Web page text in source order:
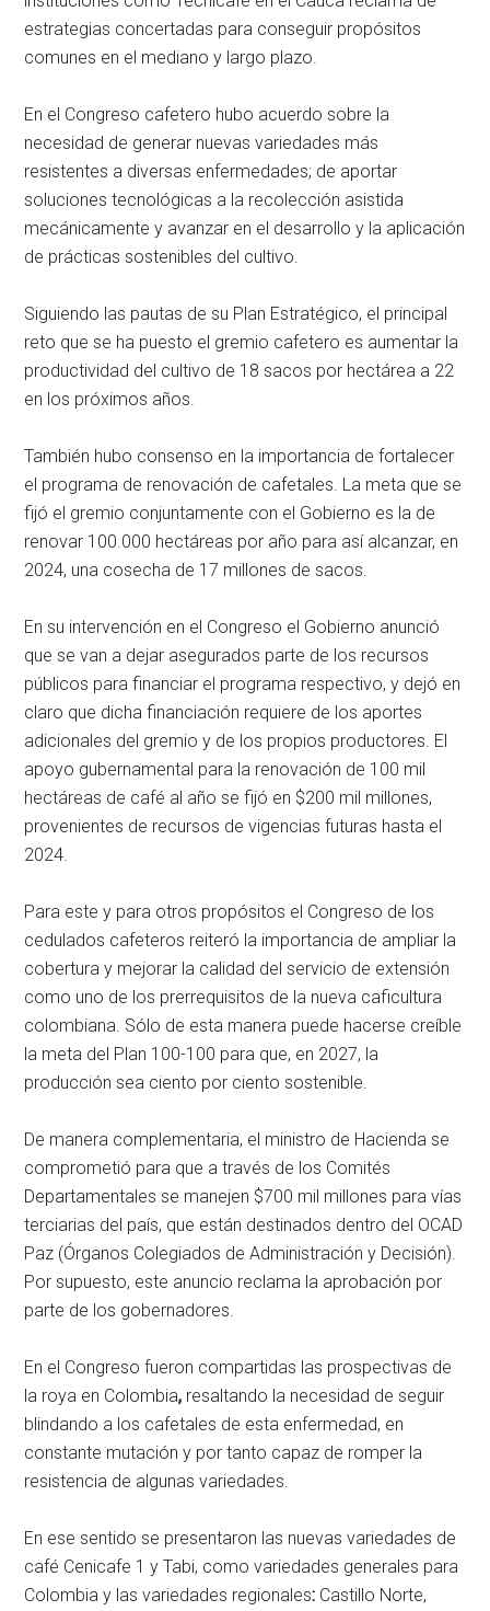
estrategias concertadas para conseguir propósitos
comunes en el mediano y largo plazo.
En el Congreso cafetero hubo acuerdo sobre la
necesidad de generar nuevas variedades más
resistentes a diversas enfermedades; de aportar
soluciones tecnológicas a la recolección asistida
mecánicamente y avanzar en el desarrollo y la aplicación
de prácticas sostenibles del cultivo.
Siguiendo las pautas de su Plan Estratégico, el principal
reto que se ha puesto el gremio cafetero es aumentar la
productividad del cultivo de 18 sacos por hectárea a 22
en los próximos años.
También hubo consenso en la importancia de fortalecer
el programa de renovación de cafetales. La meta que se
fijó el gremio conjuntamente con el Gobierno es la de
renovar 100.000 hectáreas por año para así alcanzar, en
2024, una cosecha de 17 millones de sacos.
En su intervención en el Congreso el Gobierno anunció
que se van a dejar asegurados parte de los recursos
públicos para financiar el programa respectivo, y dejó en
claro que dicha financiación requiere de los aportes
adicionales del gremio y de los propios productores. El
apoyo gubernamental para la renovación de 100 mil
hectáreas de café al año se fijó en $200 mil millones,
provenientes de recursos de vigencias futuras hasta el
2024.
Para este y para otros propósitos el Congreso de los
cedulados cafeteros reiteró la importancia de ampliar la
cobertura y mejorar la calidad del servicio de extensión
como uno de los prerrequisitos de la nueva caficultura
colombiana. Sólo de esta manera puede hacerse creíble
la meta del Plan 100-100 para que, en 2027, la
producción sea ciento por ciento sostenible.
De manera complementaria, el ministro de Hacienda se
comprometió para que a través de los Comités
Departamentales se manejen $700 mil millones para vías
terciarias del país, que están destinados dentro del OCAD
Paz (Órganos Colegiados de Administración y Decisión).
Por supuesto, este anuncio reclama la aprobación por
parte de los gobernadores.
En el Congreso fueron compartidas las prospectivas de
la roya en Colombia, resaltando la necesidad de seguir
blindando a los cafetales de esta enfermedad, en
constante mutación y por tanto capaz de romper la
resistencia de algunas variedades.
En ese sentido se presentaron las nuevas variedades de
café Cenicafe 1 y Tabi, como variedades generales para
Colombia y las variedades regionales: Castillo Norte,